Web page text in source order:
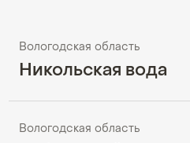
Вологодская область
Никольская вода
Вологодская область